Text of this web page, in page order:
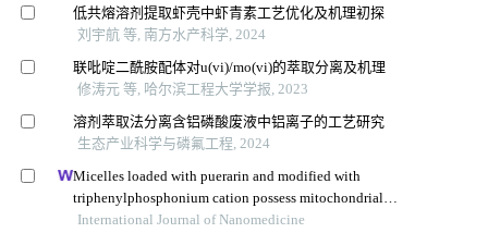
低共熔溶剂提取虾壳中虾青素工艺优化及机理初探
刘宇航 等, 南方水产科学, 2024
联吡啶二酰胺配体对u(vi)/mo(vi)的萃取分离及机理
修涛元 等, 哈尔滨工程大学学报, 2023
溶剂萃取法分离含铝磷酸废液中铝离子的工艺研究
生态产业科学与磷氟工程, 2024
Micelles loaded with puerarin and modified with
triphenylphosphonium cation possess mitochondrial
targeting and demonstrate enhanced protective effect
International Journal of Nanomedicine